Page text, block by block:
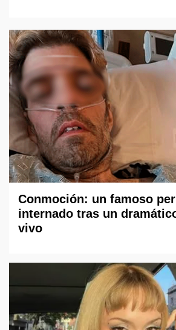
Conmoción: un famoso
internado tras un
vivo